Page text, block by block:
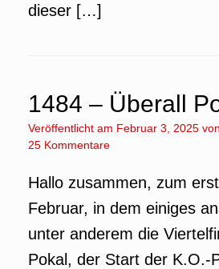
dieser […]
1484 – Überall
Veröffentlicht am Februar 3, 2025 von
25 Kommentare
Hallo zusammen, zum
Februar, in dem einiges
unter anderem die
Pokal, der Start der K.O.-